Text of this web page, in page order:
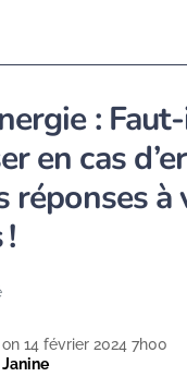
:
en cas
réponses à
Janine
14 février 2024 7h00